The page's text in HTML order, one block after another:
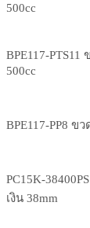
500cc
BPE117-PTS11
500cc
BPE117-PP8 ข
PC15K-
เงิน 38mm